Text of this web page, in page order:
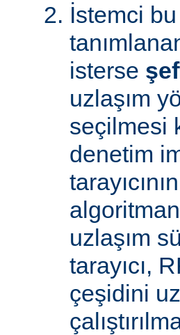
İstemci
isterse
uzlaşım
seçilmesi
denetim
uzlaşım
tarayıcı,
çeşidini